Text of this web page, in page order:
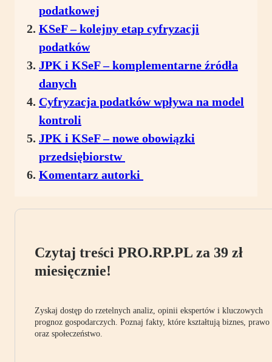
podatkowej
KSeF – kolejny etap cyfryzacji
podatków
JPK i KSeF – komplementarne źródła
danych
Cyfryzacja podatków wpływa na model
kontroli
JPK i KSeF – nowe obowiązki
przedsiębiorstw
Komentarz autorki
Czytaj treści PRO.RP.PL za 39 zł
miesięcznie!
Zyskaj dostęp do rzetelnych analiz, opinii ekspertów i kluczowych
prognoz gospodarczych. Poznaj fakty, które kształtują biznes, prawo
oraz społeczeństwo.